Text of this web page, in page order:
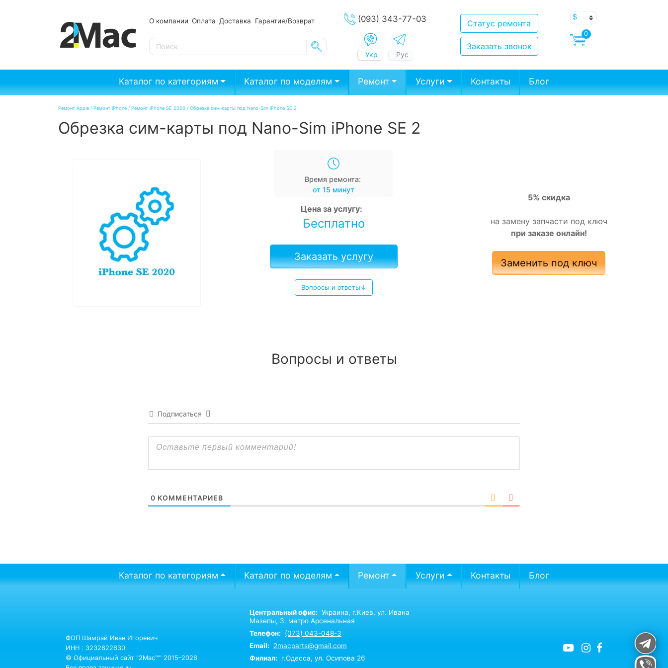
О компании Оплата Доставка Гарантия/Возврат
SE
(093) 343-77-03
Укр Рус
Статус ремонта
Заказать звонок
0
Каталог по категориям Каталог по моделям Ремонт Услуги Контакты Блог
Ремонт Apple / Ремонт iPhone / Ремонт iPhone SE 2020 / Обрезка сим-карты под Nano-Sim iPhone SE 2
Обрезка сим-карты под Nano-Sim iPhone SE 2
Время ремонта:
от 15 минут
Цена за услугу:
Бесплатно
Заказать услугу
Вопросы и ответы↓
5% скидка
на замену запчасти под ключ
при заказе онлайн!
Заменить под ключ
Вопросы и ответы
Подписаться
0 КОММЕНТАРИЕВ
Каталог по категориям Каталог по моделям Ремонт Услуги Контакты Блог
ФОП Шамрай Иван Игоревич
ИНН : 3232622630
© Официальный сайт "2Mac™" 2015–2026
Центральный офис: Украина, г.Киев, ул. Ивана
Мазепы, 3. метро Арсенальная
Телефон:
(073) 043-048-3
Email:
2macparts@gmail.com
Филиал:
г.Одесса, ул. Осипова 26